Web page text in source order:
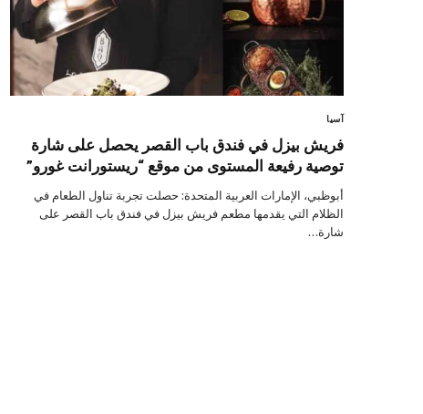
آسيا
فريش بيزل في فندق باب القصر يحصل على شارة
توصية رفيعة المستوى من موقع “ريستورانت غورو”
أبوظبي، الإمارات العربية المتحدة: حصلت تجربة تناول الطعام في
الظلام التي يقدمها مطعم فريش بيزل في فندق باب القصر على
شارة…